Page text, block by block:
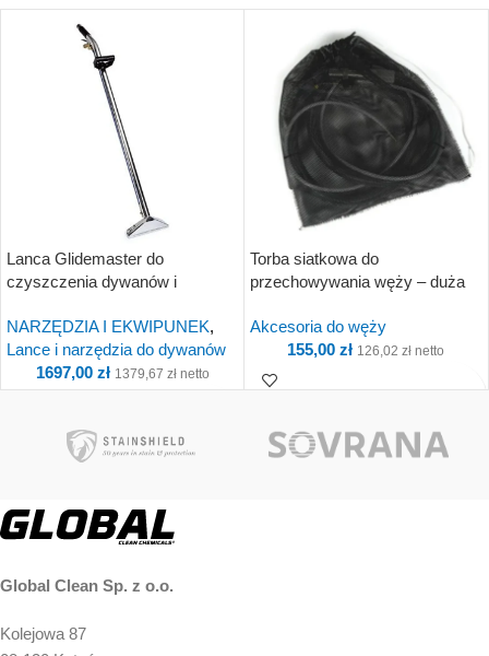
Punkty!
Lanca Glidemaster do
czyszczenia dywanów i
NARZĘDZIA I EKWIPUNEK,
Lance i narzędzia do dywanów
1697,00 zł 1379,67 złnetto
Kup i otrzymaj 170
Torba siatkowa do
przechowywania węży – duża
Akcesoria do węży
155,00 zł 126,02 zł netto
Punkty!
Global Clean Sp. z o.o.
Kolejowa 87